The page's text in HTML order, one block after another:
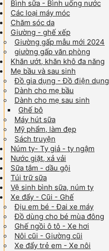
Bình sữa - Bình uống nước
Các loại máy móc
Chăm sóc da
Giường - ghế xếp
Giường gấp mẫu mới 2024
giường gấp văn phòng
Khăn ướt, khăn khô đa năng
Mẹ bầu và sau sinh
Đồ gia dụng - Đồ điện dụng
Dành cho mẹ bầu
Dành cho mẹ sau sinh
Ghế bô
Máy hút sữa
Mỹ phẩm, làm đẹp
Sách truyện
Núm ty- Ty giả - ty ngậm
Nước giặt, xả vải
Sữa tắm - dầu gội
Túi trữ sữa
Vệ sinh bình sữa, núm ty
Xe đẩy - Cũi - Ghế
Địu em bé - Đai xe máy
Đồ dùng cho bé mùa đông
Ghế ngồi ô tô - Xe hơi
Nôi cũi - Giường cũi
Xe đẩy trẻ em - Xe nôi